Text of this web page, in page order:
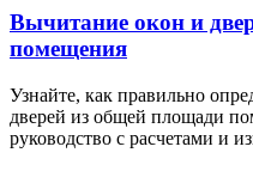
Вычитание окон и
помещения
Узнайте, как правильно
дверей из общей площади
руководство с расчетами и